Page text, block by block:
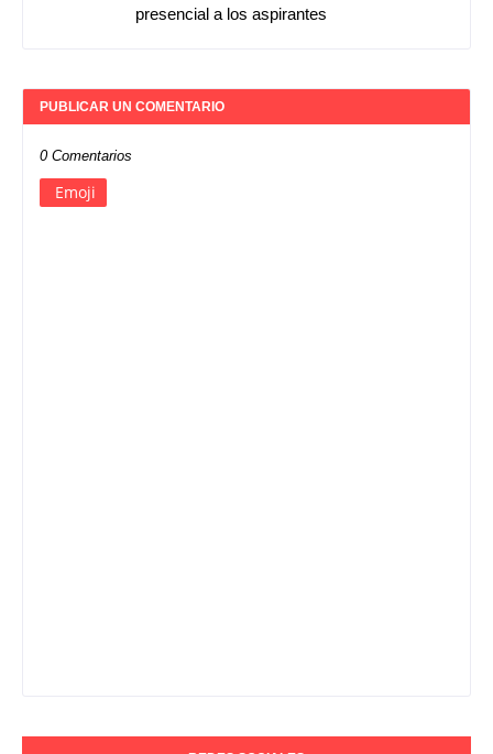
presencial a los aspirantes
PUBLICAR UN COMENTARIO
0 Comentarios
Emoji